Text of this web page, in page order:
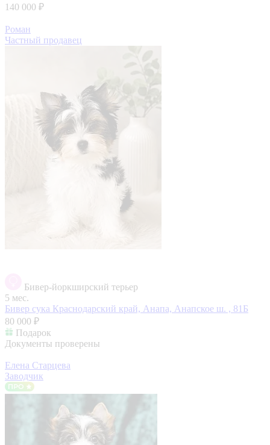
140 000 ₽
Роман
Частный продавец
Бивер-йоркширский терьер
5 мес.
Бивер сука Краснодарский край, Анапа, Анапское ш. , 81Б
80 000 ₽
Подарок
Документы проверены
Елена Старцева
Заводчик